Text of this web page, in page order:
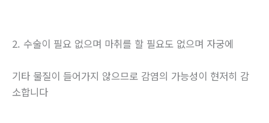
2. 수술이 필요 없으며 마취를 할 필요도 없으며 자궁에
기타 물질이 들어가지 않으므로 감염의 가능성이 현저히 감
소합니다